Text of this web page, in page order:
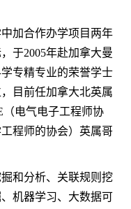
加合作办学项目两年
于2005年赴加拿大曼
专精专业的荣誉学士
目前任加拿大北英属
电气电子工程师协
程师的协会）英属哥
和分析、关联规则挖
机器学习、大数据可